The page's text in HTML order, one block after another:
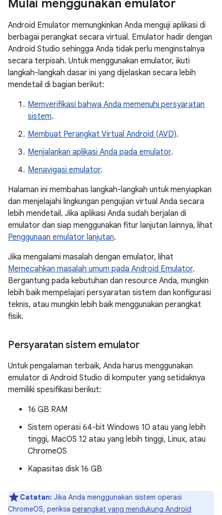
Mulai menggunakan emulator
Android Emulator memungkinkan Anda menguji aplikasi di
berbagai perangkat secara virtual. Emulator hadir dengan
Android Studio sehingga Anda tidak perlu menginstalnya
secara terpisah. Untuk menggunakan emulator, ikuti
langkah-langkah dasar ini yang dijelaskan secara lebih
mendetail di bagian berikut:
Memverifikasi bahwa Anda memenuhi persyaratan
sistem.
Membuat Perangkat Virtual Android (AVD).
Menjalankan aplikasi Anda pada emulator.
Menavigasi emulator.
Halaman ini membahas langkah-langkah untuk menyiapkan
dan menjelajahi lingkungan pengujian virtual Anda secara
lebih mendetail. Jika aplikasi Anda sudah berjalan di
emulator dan siap menggunakan fitur lanjutan lainnya, lihat
Penggunaan emulator lanjutan.
Jika mengalami masalah dengan emulator, lihat
Memecahkan masalah umum pada Android Emulator.
Bergantung pada kebutuhan dan resource Anda, mungkin
lebih baik mempelajari persyaratan sistem dan konfigurasi
teknis, atau mungkin lebih baik menggunakan perangkat
fisik.
Persyaratan sistem emulator
Untuk pengalaman terbaik, Anda harus menggunakan
emulator di Android Studio di komputer yang setidaknya
memiliki spesifikasi berikut:
16 GB RAM
Sistem operasi 64-bit Windows 10 atau yang lebih
tinggi, MacOS 12 atau yang lebih tinggi, Linux, atau
ChromeOS
Kapasitas disk 16 GB
Catatan: Jika Anda menggunakan sistem operasi
ChromeOS, periksa perangkat yang mendukung Android